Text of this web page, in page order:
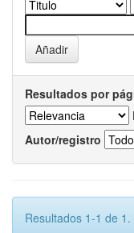
Resultados por
Autor/registro
Resultados 1-1 de 1.